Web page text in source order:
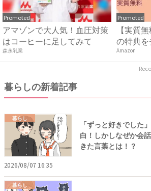
Promoted
アマゾンで大人気！血圧対策
はコーヒーに足してみて
森永乳業
Promoted
【実質
の特典を
Amazon
暮らしの新着記事
暮らし
「ずっと好きでした
白！しかしなぜか会
きた言葉とは！？
2026/08/07 16:35
暮らし